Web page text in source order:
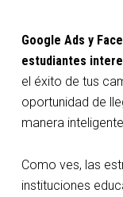
Google Ads y
estudiantes
el éxito de tus
oportunidad de
manera
Como ves, las
instituciones